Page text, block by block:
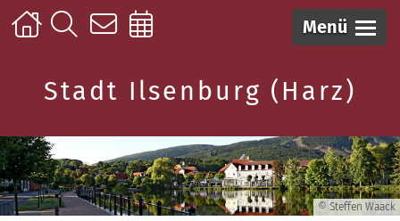
Menü
Stadt Ilsenburg (Harz)
© Steffen Waack